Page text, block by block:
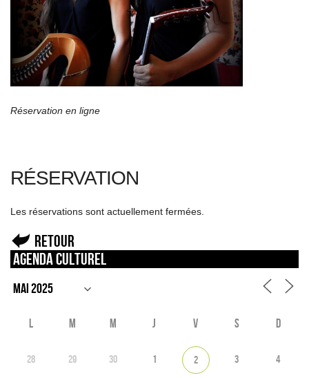
Réservation en ligne
RÉSERVATION
Les réservations sont actuellement fermées.
Retour
Agenda culturel
L M M J V S D
28 29 30 1 2 3 4